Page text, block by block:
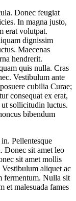
Donec feugiat
In magna justo,
erat volutpat.
dignissim
Maecenas
hendrerit.
quis nulla. Cras
Vestibulum ante
cubilia Curae;
consequat ex erat,
sollicitudin luctus.
bibendum
Pellentesque
Donec sit amet leo
sit amet mollis
aliquet ac
fermentum. Nulla sit
et malesuada fames